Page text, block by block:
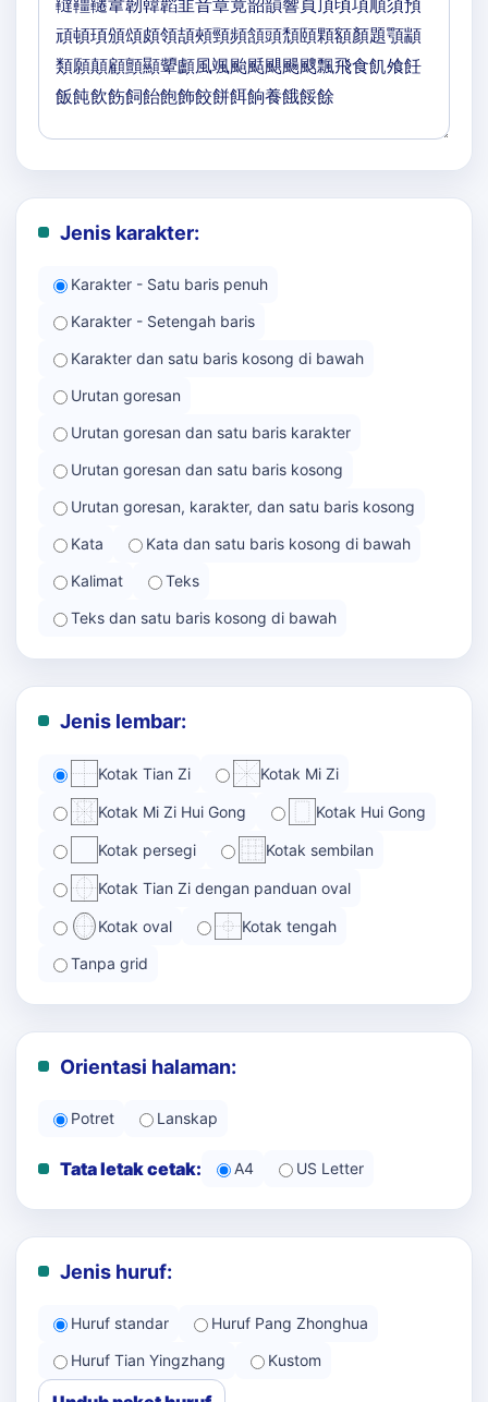
Jenis karakter:
Karakter - Satu baris penuh
Karakter - Setengah baris
Karakter dan satu baris kosong di bawah
Urutan goresan
Urutan goresan dan satu baris karakter
Urutan goresan dan satu baris kosong
Urutan goresan, karakter, dan satu baris kosong
Kata
Kata dan satu baris kosong di bawah
Kalimat
Teks
Teks dan satu baris kosong di bawah
Jenis lembar:
Kotak Tian Zi Kotak Mi Zi
Kotak Mi Zi Hui Gong Kotak Hui Gong
Kotak persegi Kotak sembilan
Kotak Tian Zi dengan panduan oval
Kotak oval Kotak tengah
Tanpa grid
Orientasi halaman:
Potret Lanskap
Tata letak cetak: A4 US Letter
Jenis huruf:
Huruf standar
Huruf Pang Zhonghua
Huruf Tian Yingzhang
Kustom